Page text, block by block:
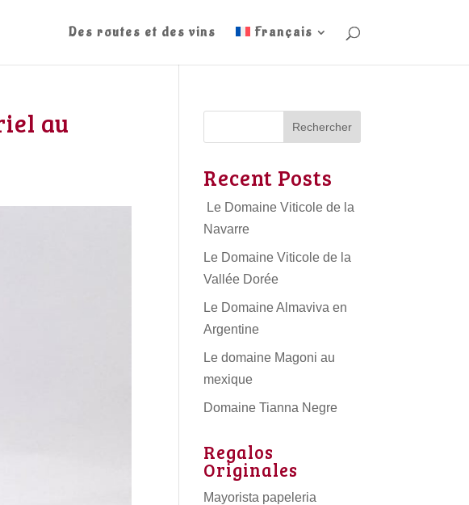
Des routes et des vins Français
au Rechercher
Recent Posts
Le Domaine Viticole de la
Navarre
Le Domaine Viticole de la
Vallée Dorée
Le Domaine Almaviva en
Argentine
Le domaine Magoni au
mexique
Domaine Tianna Negre
Regalos
Originales
Mayorista papeleria